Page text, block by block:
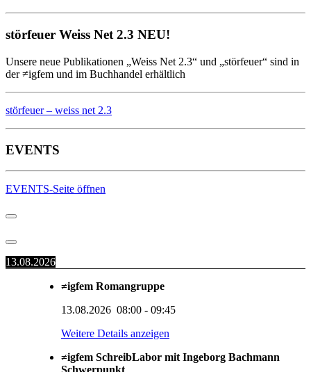
störfeuer Weiss Net 2.3 NEU!
Unsere neue Publikationen „Weiss Net 2.3“ und „störfeuer“ sind in
der ≠igfem und im Buchhandel erhältlich
störfeuer – weiss net 2.3
EVENTS
EVENTS-Seite öffnen
13.08.2026
≠igfem Romangruppe
13.08.2026 08:00 - 09:45
Weitere Details anzeigen
≠igfem SchreibLabor mit Ingeborg Bachmann
Schwerpunkt